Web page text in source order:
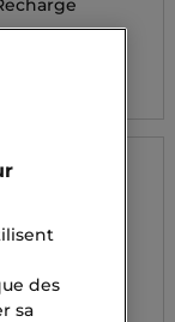
des
sa